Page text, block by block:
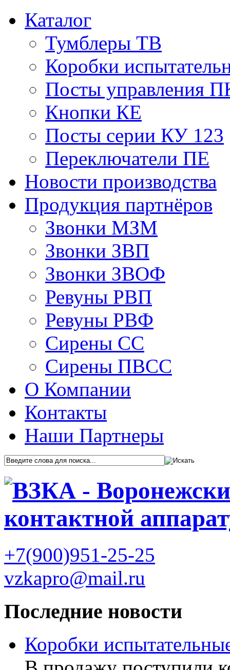
Каталог
Тумблеры ТВ
Коробки
Посты управления
Кнопки КЕ
Посты серии КУ 123
Переключатели ПЕ
Новости производства
Продукция партнёров
Звонки МЗМ
Звонки ЗВП
Звонки ЗВОФ
Ревуны РВП
Ревуны РВФ
Сирены СС
Сирены ПВСС
О Компании
Контакты
Наши Партнеры
+7(900)951-25-25
vzkapro@mail.ru
Последние новости
Коробки